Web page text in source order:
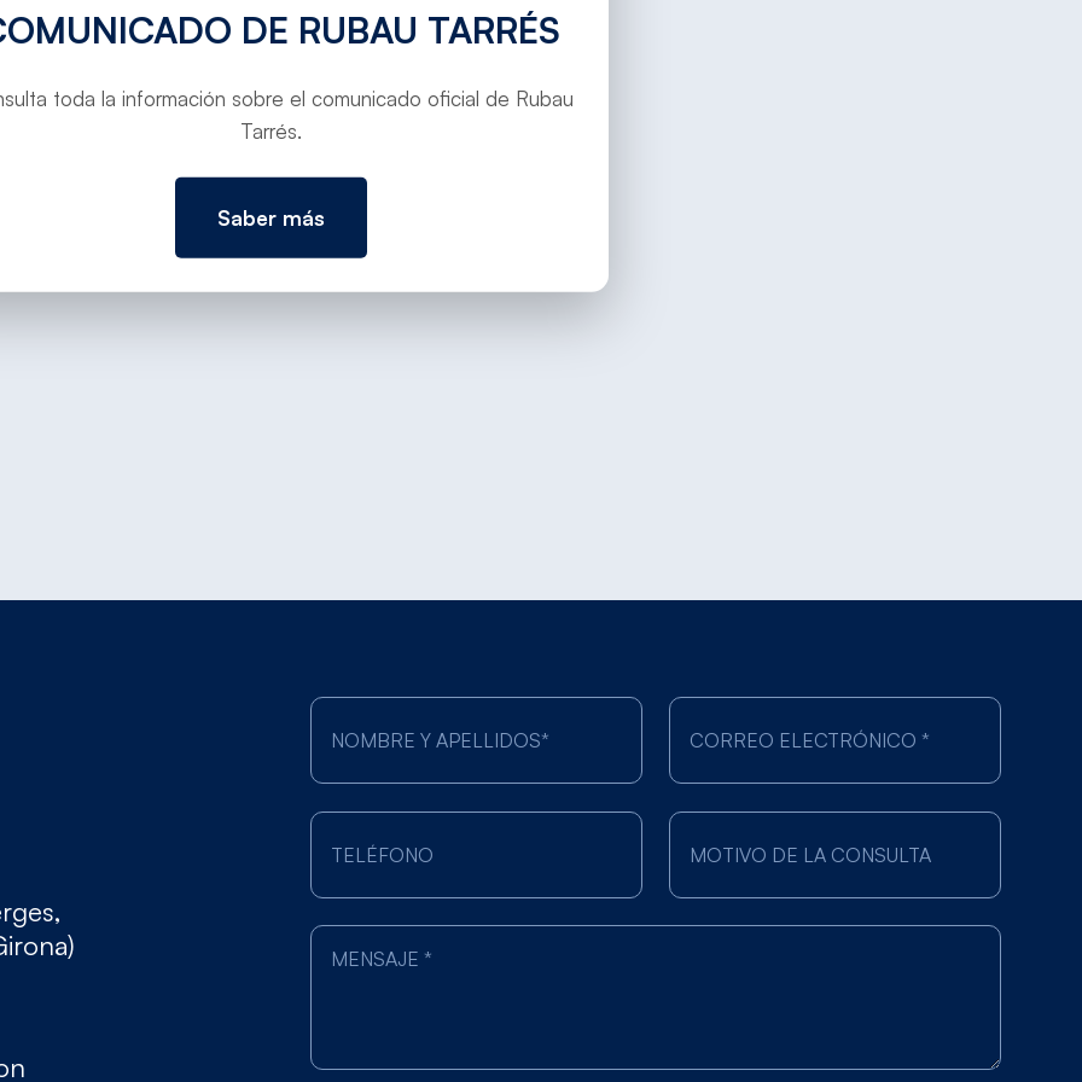
TORNAR A PROJECTES
DE RUBAU TARRÉS
toda la información sobre el comunicado oficial de Rubau
Tarrés.
Saber más